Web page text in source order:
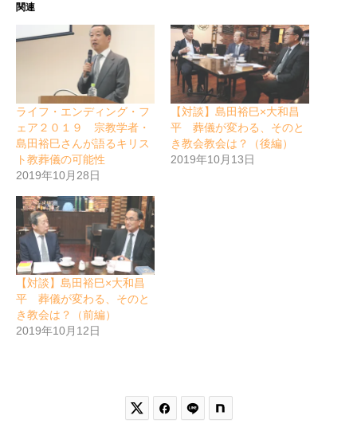
関連
ライフ・エンディング・フ
ェア２０１９ 宗教学者・
島田裕巳さんが語るキリス
ト教葬儀の可能性
2019年10月28日
【対談】島田裕巳×大和昌
平 葬儀が変わる、そのと
き教会教会は？（後編）
2019年10月13日
【対談】島田裕巳×大和昌
平 葬儀が変わる、そのと
き教会は？（前編）
2019年10月12日
 